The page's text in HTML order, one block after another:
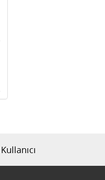
Kullanıcı